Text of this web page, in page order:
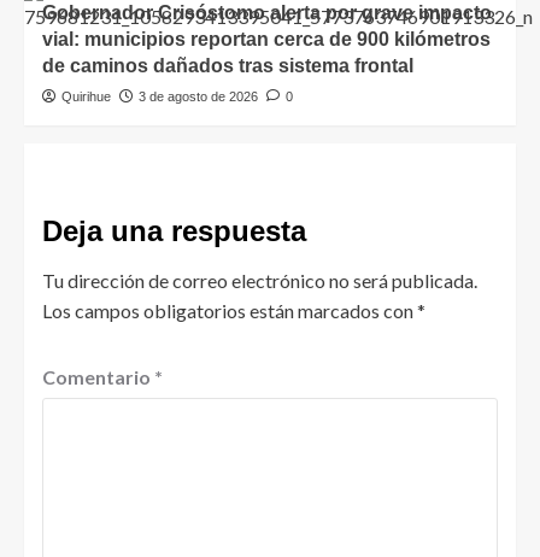
Gobernador Crisóstomo alerta por grave impacto
vial: municipios reportan cerca de 900 kilómetros
de caminos dañados tras sistema frontal
Quirihue 3 de agosto de 2026 0
Deja una respuesta
Tu dirección de correo electrónico no será publicada.
Los campos obligatorios están marcados con*
Comentario *